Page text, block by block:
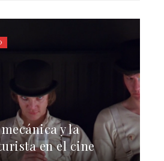
y la
en el cine